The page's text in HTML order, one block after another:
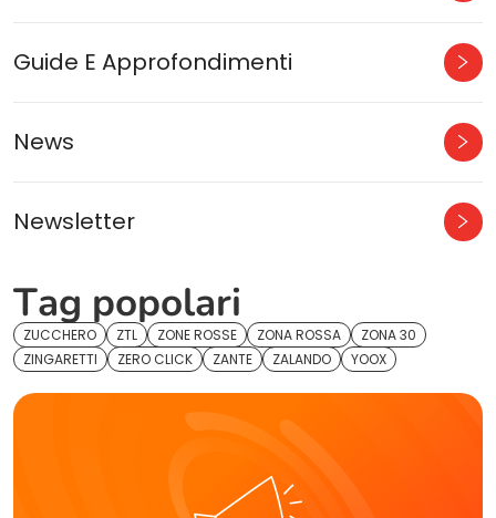
Guide E Approfondimenti
News
Newsletter
Tag popolari
ZUCCHERO ZTL ZONE ROSSE ZONA ROSSA
ZONA 30
ZINGARETTI
ZERO CLICK ZANTE ZALANDO YOOX